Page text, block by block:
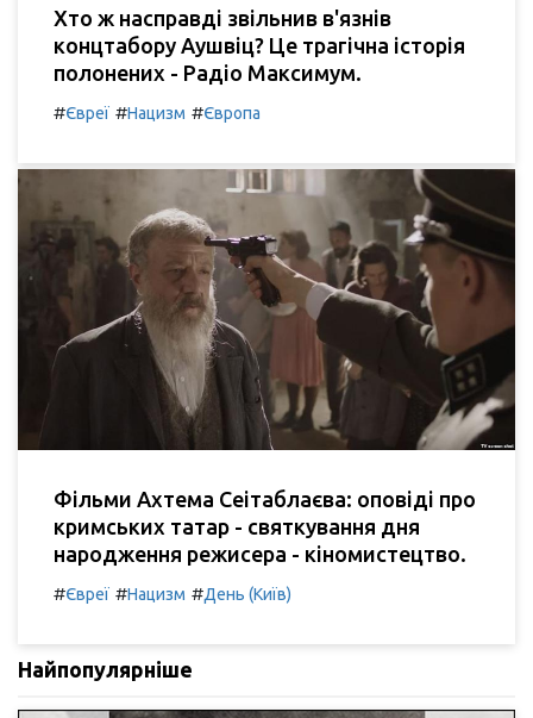
Хто ж насправді звільнив в'язнів
концтабору Аушвіц? Це трагічна історія
полонених - Радіо Максимум.
#Євреї #Нацизм #Європа
Фільми Ахтема Сеітаблаєва: оповіді про
кримських татар - святкування дня
народження режисера - кіномистецтво.
#Євреї #Нацизм #День (Київ)
Найпопулярніше